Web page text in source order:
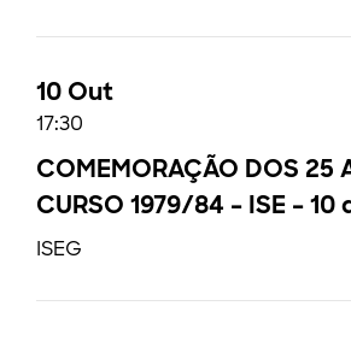
10 Out
17:30
COMEMORAÇÃO DOS 25
CURSO 1979/84 – ISE –
ISEG